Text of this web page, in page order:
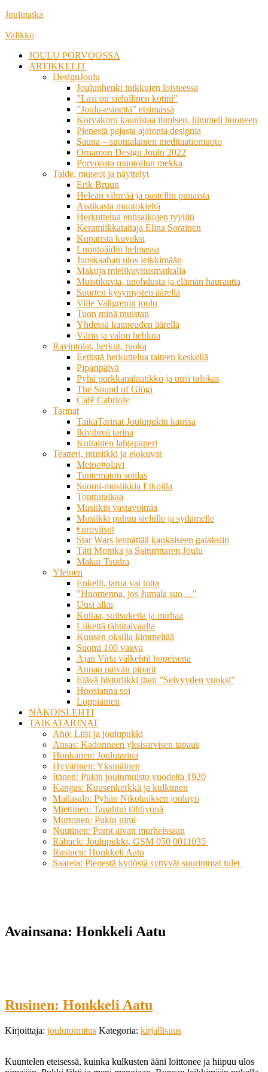
Siirry
sisältöön
Joulutaika
Valikko
JOULU PORVOOSSA
ARTIKKELIT
DesignJoulu
Joulunhenki tuikkujen loisteessa
”Lasi on sielullinen kotini”
”Joulu-esinettä” etsimässä
Korvakoru kaunistaa ihmisen, himmeli huoneen
Pienestä pajasta ajatonta designia
Sauna – suomalainen meditaatiomuoto
Ornamon Design Joulu 2022
Porvoosta muotoilun mekka
Taide, museot ja näyttelyt
Erik Bruun
Heleän vihreää ja pastellin punaista
Aistikasta muotokieltä
Herkuttelua entisaikojen tyyliin
Keramiikkataitaja Elina Sorainen
Kuparista kuvaksi
Luontoäidin helmassa
Juoskaahan ulos leikkimään
Makuja mielikuvitusmatkalla
Muistikuvia, unohdusta ja elämän haurautta
Suurten kysymysten äärellä
Ville Vallgrenin joulu
Tuon minä muistan
Yhdessä kauneuden äärellä
Värin ja valon hehkua
Ravintolat, herkut, ruoka
Eettistä herkuttelua taiteen keskellä
Piparipäivä
Pyhä porkkanalaatikko ja uusi tulokas
The Sound of Glögi
Café Cabriole
Tarinat
TaikaTarinat Joulupukin kanssa
Ikivihreä tarina
Kultainen lahjapaperi
Teatteri, musiikki ja elokuvat
Metoo#olavi
Tuntematon sotilas
Suomi-musiikkia Etkoilla
Tonttutaikaa
Musiikin vastavoimia
Musiikki puhuu sielulle ja sydämelle
€uroviisut
Star Wars lennättää kaukaiseen galaksiin
Täti Monika ja Saiturittaren Joulu
Makar Tsudra
Yleinen
Enkelit, tarua vai totta
”Huomenna, jos Jumala suo…”
Uusi alku
Kultaa, suitsuketta ja mirhaa
Liikettä tähtitaivaalla
Kuusen oksilla kimmeltää
Suomi 100 vauva
Ajan Virta välkehtii hopeisena
Annan päivän piparit
Elävä historiikki ihan ”Selvyyden vuoksi”
Hoosianna soi
Loppiainen
NÄKÖISLEHTI
TAIKATARINAT
Aho: Liisi ja joulupukki
Ansas: Kadonneen yksisarvisen tapaus
Honkanen: Joulutarina
Hyvärinen: Yksinäinen
Itänen: Pukin joulumuisto vuodelta 1920
Kangas: Kuusenkerkkä ja kulkunen
Mailasalo: Pyhän Nikolauksen jouluyö
Miettinen: Tapahtui tähtiyönä
Murtonen: Pukin nimi
Nuutinen: Porot aivan murheissaan
Råback: Joulupukki, GSM 050 0011035
Rusinen: Honkkeli Aatu
Saarela: Pienestä kydöstä syttyvät suurimmat tulet
Avainsana: Honkkeli Aatu
Rusinen: Honkkeli Aatu
Kirjoittaja: joulutoimitus Kategoria: kirjallisuus
Kuuntelen eteisessä, kuinka kulkusten ääni loittonee ja hiipuu ulos